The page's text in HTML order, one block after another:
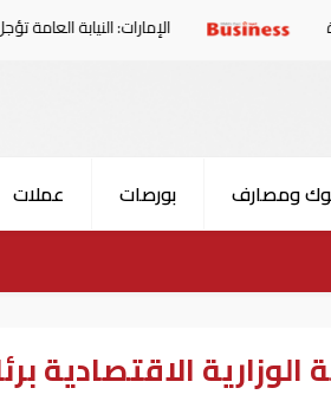
الإمارات: النيابة العامة تؤجل نظر قضية
ومصارف بورصات عملات
الوزارية الاقتصادية